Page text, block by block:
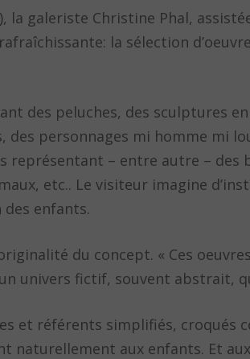
la galeriste Christine Phal,
la sélection
des peluches, des sculptures
des personnages mi homme mi
représentant – entre autre – des
etc.. Le visiteur imagine
enfants.
du concept. « Ces
univers fictif, souvent abstrait,
et référents simplifiés, croqués
naturellement aux enfants. Et